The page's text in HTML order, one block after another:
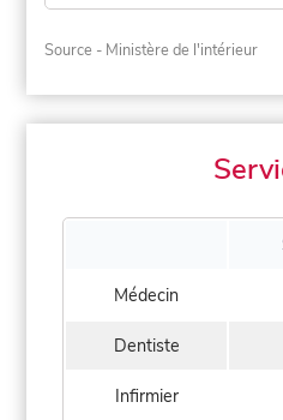
Source - Ministère de l'intérieur
Médecin
Dentiste
Infirmier